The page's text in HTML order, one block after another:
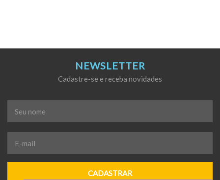
NEWSLETTER
Cadastre-se e receba novidades
Seu
nome
E-
mail